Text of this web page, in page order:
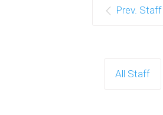
Prev. Staff
All Staff